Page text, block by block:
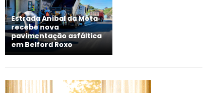
Estrada Aníbal da Mota
recebe nova
pavimentação asfáltica
em Belford Roxo